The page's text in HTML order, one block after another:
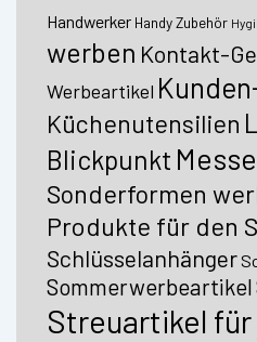
Handwerker Handy Zubehör
werben Kontakt-
Werbeartikel
Küchenutensilien
Blickpunkt
Sonderformen
Produkte für den
Schlüsselanhänger
Sommerwerbeartikel
Streuartikel